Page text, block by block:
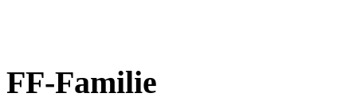
FF-Familie